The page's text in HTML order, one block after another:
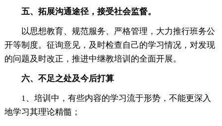
五、拓展沟通途径，接受社会监督。
以思想教育、规范服务、严格管理，大力推行班务公
开等制度。征询意见，及时检查自己的学习情况，对发现
的问题及时改正，推进中继教培训的全面开展。
六、不足之处及今后打算
1、培训中，有些内容的学习流于形势，不能更深入
地学习其理论精髓；